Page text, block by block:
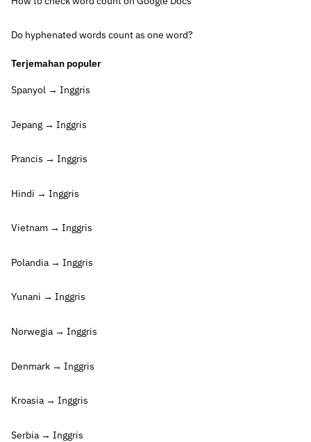
Do hyphenated words count as one word?
Terjemahan populer
Spanyol → Inggris
Jepang → Inggris
Prancis → Inggris
Hindi → Inggris
Vietnam → Inggris
Polandia → Inggris
Yunani → Inggris
Norwegia → Inggris
Denmark → Inggris
Kroasia → Inggris
Serbia → Inggris